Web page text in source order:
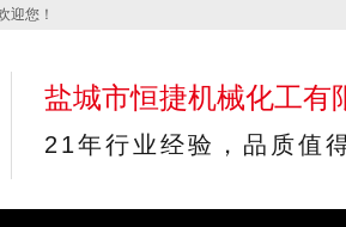
迎您！
盐城市恒捷机械化工有
21年行业经验，品质值